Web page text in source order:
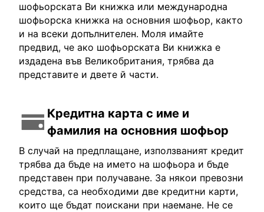
шофьорската Ви книжка или международна
шофьорска книжка на основния шофьор, както
и на всеки допълнителен. Моля имайте
предвид, че ако шофьорската Ви книжка е
издадена във Великобритания, трябва да
представите и двете й части.
Кредитна карта с име и
фамилия на основния шофьор
В случай на предплащане, използваният кредит
трябва да бъде на името на шофьора и бъде
представен при получаване. За някои превозни
средства, са необходими две кредитни карти,
които ще бъдат поискани при наемане. Не се